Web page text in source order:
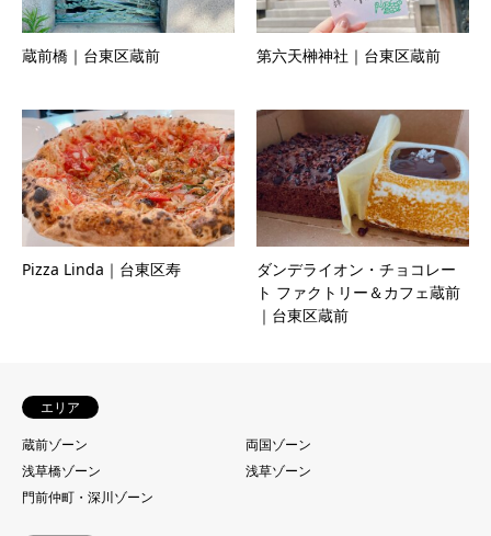
蔵前橋｜台東区蔵前 第六天榊神社｜台東区蔵前
Pizza Linda｜台東区寿
ダンデライオン・チョコレー
ト ファクトリー＆カフェ蔵前
｜台東区蔵前
エリア
蔵前ゾーン
両国ゾーン
浅草橋ゾーン
浅草ゾーン
門前仲町・深川ゾーン